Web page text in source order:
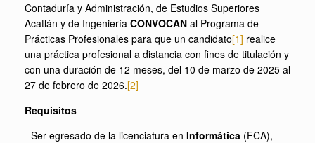
Contaduría y Administración, de Estudios Superiores
Acatlán y de Ingeniería CONVOCAN al Programa de
Prácticas Profesionales para que un candidato[1] realice
una práctica profesional a distancia con fines de titulación y
con una duración de 12 meses, del 10 de marzo de 2025 al
27 de febrero de 2026.[2]
Requisitos
- Ser egresado de la licenciatura en Informática (FCA),